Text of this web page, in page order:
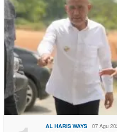
AL HARIS WAYS 07 Agu